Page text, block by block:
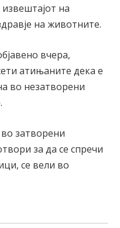
на
на животните.
вчера,
атињаните дека е
во незатворени
затворени
за да се спречи
се вели во